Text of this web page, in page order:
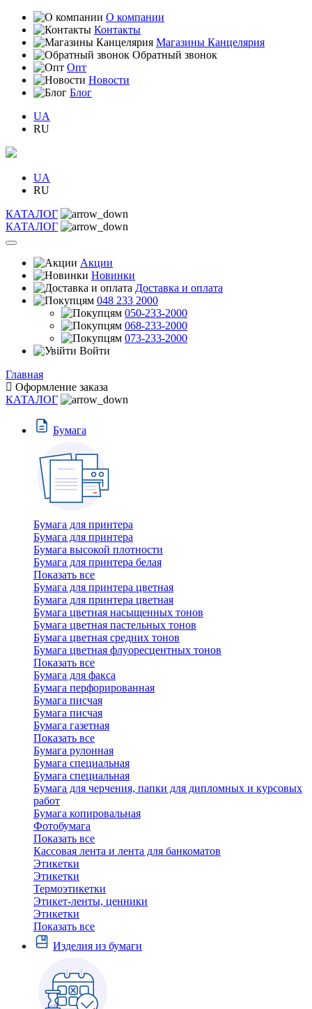
О компании
Контакты
Магазины Канцелярия
Обратный звонок
Опт
Новости
Блог
UA
RU
UA
RU
КАТАЛОГ
КАТАЛОГ
Акции
Новинки
Доставка и оплата
048 233 2000
050-233-2000
068-233-2000
073-233-2000
Войти
Главная
Оформление заказа
КАТАЛОГ
Бумага
Бумага для принтера
Бумага для принтера
Бумага высокой плотности
Бумага для принтера белая
Показать все
Бумага для принтера цветная
Бумага для принтера цветная
Бумага цветная насыщенных тонов
Бумага цветная пастельных тонов
Бумага цветная средних тонов
Бумага цветная флуоресцентных тонов
Показать все
Бумага для факса
Бумага перфорированная
Бумага писчая
Бумага писчая
Бумага газетная
Показать все
Бумага рулонная
Бумага специальная
Бумага специальная
Бумага для черчения, папки для дипломных и курсовых
работ
Бумага копировальная
Фотобумага
Показать все
Кассовая лента и лента для банкоматов
Этикетки
Этикетки
Термоэтикетки
Этикет-ленты, ценники
Этикетки
Показать все
Изделия из бумаги